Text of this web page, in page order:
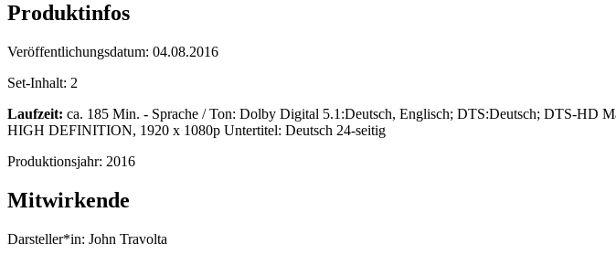
Produktinfos
Veröffentlichungsdatum: 04.08.2016
Set-Inhalt: 2
Laufzeit: ca. 185 Min. - Sprache / Ton: Dolby Digital 5.1:Deutsch, Englisch; DTS:Deutsch; DTS-HD
HIGH DEFINITION, 1920 x 1080p Untertitel: Deutsch 24-seitig
Produktionsjahr: 2016
Mitwirkende
Darsteller*in: John Travolta